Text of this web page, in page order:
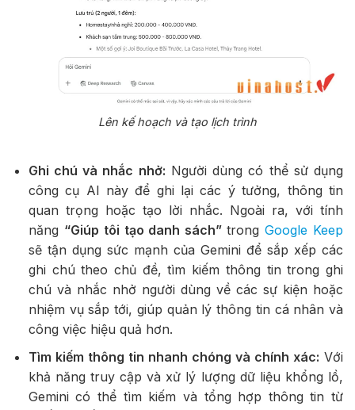
Lên kế hoạch và tạo lịch trình
Ghi chú và nhắc nhở: Người dùng có thể sử dụng
công cụ AI này để ghi lại các ý tưởng, thông tin
quan trọng hoặc tạo lời nhắc. Ngoài ra, với tính
năng “Giúp tôi tạo danh sách”trongGoogle Keep
sẽ tận dụng sức mạnh của Gemini để sắp xếp các
ghi chú theo chủ đề, tìm kiếm thông tin trong ghi
chú và nhắc nhở người dùng về các sự kiện hoặc
nhiệm vụ sắp tới, giúp quản lý thông tin cá nhân và
công việc hiệu quả hơn.
Tìm kiếm thông tin nhanh chóng và chính xác: Với
khả năng truy cập và xử lý lượng dữ liệu khổng lồ,
Gemini có thể tìm kiếm và tổng hợp thông tin từ